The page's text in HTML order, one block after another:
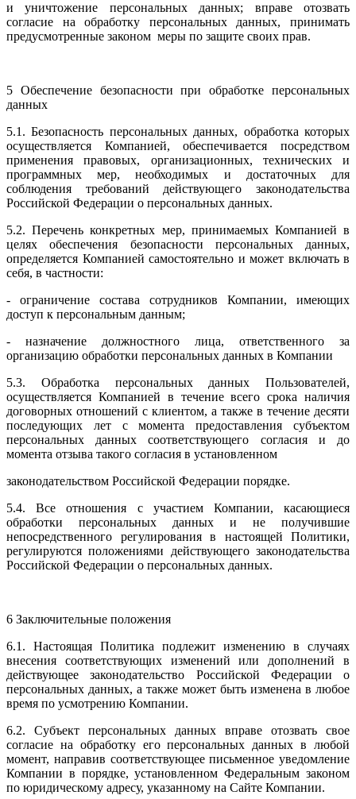
и уничтожение персональных данных; вправе отозвать
согласие на обработку персональных данных, принимать
предусмотренные законом меры по защите своих прав.
5 Обеспечение безопасности при обработке персональных
данных
5.1. Безопасность персональных данных, обработка которых
осуществляется Компанией, обеспечивается посредством
применения правовых, организационных, технических и
программных мер, необходимых и достаточных для
соблюдения требований действующего законодательства
Российской Федерации о персональных данных.
5.2. Перечень конкретных мер, принимаемых Компанией в
целях обеспечения безопасности персональных данных,
определяется Компанией самостоятельно и может включать в
себя, в частности:
- ограничение состава сотрудников Компании, имеющих
доступ к персональным данным;
- назначение должностного лица, ответственного за
организацию обработки персональных данных в Компании
5.3. Обработка персональных данных Пользователей,
осуществляется Компанией в течение всего срока наличия
договорных отношений с клиентом, а также в течение десяти
последующих лет с момента предоставления субъектом
персональных данных соответствующего согласия и до
момента отзыва такого согласия в установленном
законодательством Российской Федерации порядке.
5.4. Все отношения с участием Компании, касающиеся
обработки персональных данных и не получившие
непосредственного регулирования в настоящей Политики,
регулируются положениями действующего законодательства
Российской Федерации о персональных данных.
6 Заключительные положения
6.1. Настоящая Политика подлежит изменению в случаях
внесения соответствующих изменений или дополнений в
действующее законодательство Российской Федерации о
персональных данных, а также может быть изменена в любое
время по усмотрению Компании.
6.2. Субъект персональных данных вправе отозвать свое
согласие на обработку его персональных данных в любой
момент, направив соответствующее письменное уведомление
Компании в порядке, установленном Федеральным законом
по юридическому адресу, указанному на Сайте Компании.